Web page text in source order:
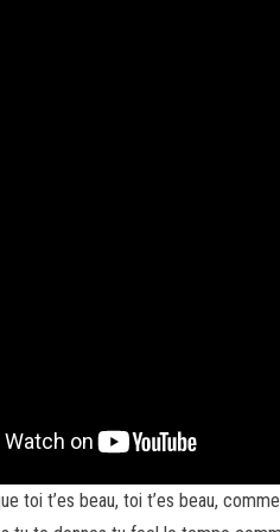
toi t’es beau, toi t’es beau,